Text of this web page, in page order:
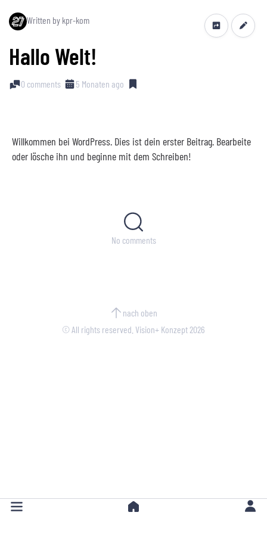
Written by kpr-kom
Hallo Welt!
0 comments 5 Monaten ago
Willkommen bei WordPress. Dies ist dein erster Beitrag. Bearbeite
oder lösche ihn und beginne mit dem Schreiben!
No comments
nach oben
© All rights reserved. Vision+ Konzept 2026